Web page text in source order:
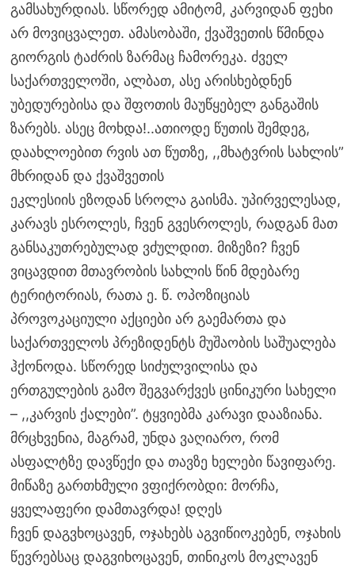
გამსახურდიას. სწორედ ამიტომ, კარვიდან ფეხი
არ მოვიცვალეთ. ამასობაში, ქვაშვეთის წმინდა
გიორგის ტაძრის ზარმაც ჩამორეკა. ძველ
საქართველოში, ალბათ, ასე არისხებდნენ
უბედურებისა და შფოთის მაუწყებელ განგაშის
ზარებს. ასეც მოხდა!..ათიოდე წუთის შემდეგ,
დაახლოებით რვის ათ წუთზე, ,,მხატვრის სახლის”
მხრიდან და ქვაშვეთის
ეკლესიის ეზოდან სროლა გაისმა. უპირველესად,
კარავს ესროლეს, ჩვენ გვესროლეს, რადგან მათ
განსაკუთრებულად ვძულდით. მიზეზი? ჩვენ
ვიცავდით მთავრობის სახლის წინ მდებარე
ტერიტორიას, რათა ე. წ. ოპოზიციას
პროვოკაციული აქციები არ გაემართა და
საქართველოს პრეზიდენტს მუშაობის საშუალება
ჰქონოდა. სწორედ სიძულვილისა და
ერთგულების გამო შეგვარქვეს ცინიკური სახელი
– ,,კარვის ქალები”. ტყვიებმა კარავი დააზიანა.
მრცხვენია, მაგრამ, უნდა ვაღიარო, რომ
ასფალტზე დავწექი და თავზე ხელები წავიფარე.
მიწაზე გართხმული ვფიქრობდი: მორჩა,
ყველაფერი დამთავრდა! დღეს
ჩვენ დაგვხოცავენ, ოჯახებს აგვიწიოკებენ, ოჯახის
წევრებსაც დაგვიხოცავენ, თინიკოს მოკლავენ